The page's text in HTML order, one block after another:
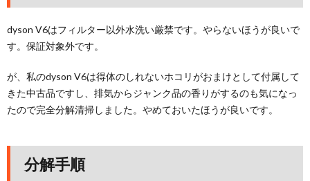
dyson V6はフィルター以外水洗い厳禁です。やらないほうが良いで
す。保証対象外です。
が、私のdyson V6は得体のしれないホコリがおまけとして付属して
きた中古品ですし、排気からジャンク品の香りがするのも気になっ
たので完全分解清掃しました。やめておいたほうが良いです。
分解手順